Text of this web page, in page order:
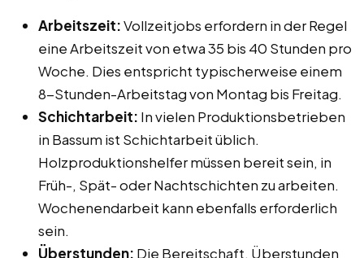
Arbeitszeit:Vollzeitjobs erfordern in der Regel
eine Arbeitszeit von etwa 35 bis 40 Stunden pro
Woche. Dies entspricht typischerweise einem
8-Stunden-Arbeitstag von Montag bis Freitag.
Schichtarbeit: In vielen Produktionsbetrieben
in Bassum ist Schichtarbeit üblich.
Holzproduktionshelfer müssen bereit sein, in
Früh-, Spät- oder Nachtschichten zu arbeiten.
Wochenendarbeit kann ebenfalls erforderlich
sein.
Überstunden: Die Bereitschaft, Überstunden